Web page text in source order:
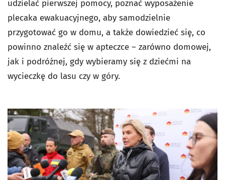
udzielać pierwszej pomocy, poznać wyposażenie
plecaka ewakuacyjnego, aby samodzielnie
przygotować go w domu, a także dowiedzieć się, co
powinno znaleźć się w apteczce – zarówno domowej,
jak i podróżnej, gdy wybieramy się z dziećmi na
wycieczkę do lasu czy w góry.